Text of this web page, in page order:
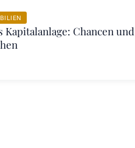
Chancen und